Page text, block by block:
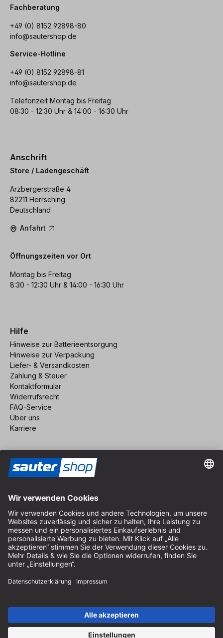
Fachberatung
+49 (0) 8152 92898-80
info@sautershop.de
Service-Hotline
+49 (0) 8152 92898-81
info@sautershop.de
Telefonzeit Montag bis Freitag
08:30 - 12:30 Uhr & 14:00 - 16:30 Uhr
Anschrift
Store / Ladengeschäft
Arzbergerstraße 4
82211 Herrsching
Deutschland
Anfahrt
Öffnungszeiten vor Ort
Montag bis Freitag
8:30 - 12:30 Uhr & 14:00 - 16:30 Uhr
Hilfe
Hinweise zur Batterieentsorgung
Hinweise zur Verpackung
Liefer- & Versandkosten
Zahlung & Steuer
Kontaktformular
Widerrufsrecht
FAQ-Service
Über uns
Karriere
Impressum
AGB
Datenschutz
Cookie-Einstellungen
© 2026 sauter GmbH
* kostenloser Versand ab 150 Euro Bestellwert innerhalb
Deutschlands für die Standard-Paketgrößen - ausgenommen
Sperrgut und Fracht
In Abh. des Lieferlandes kann die MwSt. an der Kasse variieren.